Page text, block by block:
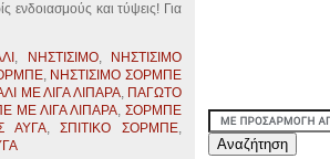
ενδοιασμούς και τύψεις! Για
, ΝΗΣΤΙΣΙΜΟ,
ΝΗΣΤΙΣΙΜΟ
, ΝΗΣΤΙΣΙΜΟ ΣΟΡΜΠΕ
ΜΕ ΛΙΓΑ ΛΙΠΑΡΑ, ΠΑΓΩΤΟ
ΜΕ ΛΙΓΑ ΛΙΠΑΡΑ,ΣΟΡΜΠΕ
ΑΥΓΑ,ΣΠΙΤΙΚΟ ΣΟΡΜΠΕ,